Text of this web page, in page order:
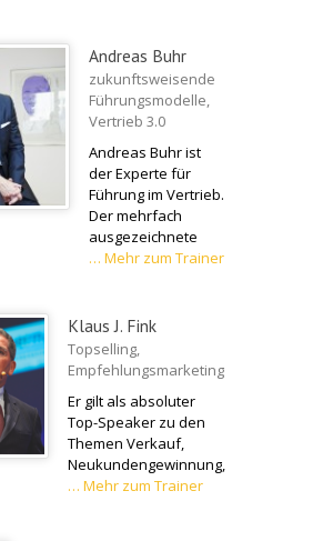
Andreas Buhr
zukunftsweisende
Führungsmodelle,
Vertrieb 3.0
Andreas Buhr ist
der Experte für
Führung im Vertrieb.
Der mehrfach
ausgezeichnete
… Mehr zum Trainer
Klaus J. Fink
Topselling,
Empfehlungsmarketing
Er gilt als absoluter
Top-Speaker zu den
Themen Verkauf,
Neukundengewinnung,
… Mehr zum Trainer